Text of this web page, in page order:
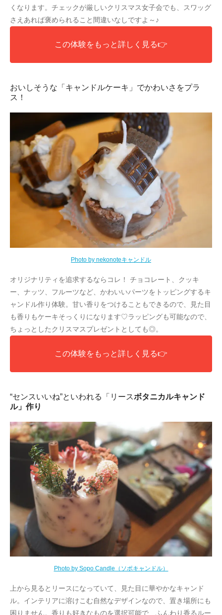
くなります。チェックが厳しいクリスマス女子会でも、スワッグ
さえあれば褒められること間違いなしですよ～♪
この体験をもっと詳しく見る👉
おいしそうな「キャンドルケーキ」でかわいさをプラ
ス！
Photo by nekonoteキャンドル
オリジナリティを追求するならコレ！ チョコレート、クッキ
ー、ナッツ、フルーツなど、かわいいパーツをトッピングするキ
ャンドル作り体験。甘い香りをつけることもできるので、見た目
も香りもケーキそっくりになります♡ラッピングも可能なので、
ちょっとしたクリスマスプレゼントとしても◎。
この体験をもっと詳しく見る👉
“センスいいね”といわれる「リースボタニカルキャンド
ル」作り
Photo by Sopo Candle（ソポキャンドル）
上から見るとリースになっていて、見た目に華やかなキャンド
ル。インテリアに溶けこむ自然なデザインなので、置き場所にも
困りません。香りも好きなものを選択可能で、ふんわり香るルー